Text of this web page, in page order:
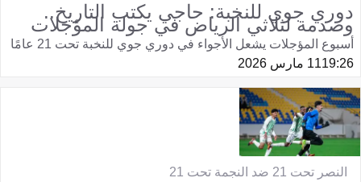
دوري جوي للنخبة: حاجي يكتب التاريخ..
وصدمة لثلاثي الرياض في جولة المؤجلات
أسبوع المؤجلات يشعل الأجواء في دوري جوي للنخبة تحت 21 عامًا
19:2611 مارس 2026
النصر تحت 21 ضد النجمة تحت 21